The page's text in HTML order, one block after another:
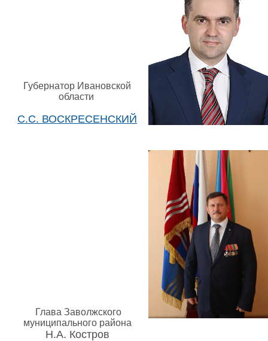
Губернатор Ивановской
области
С.С. ВОСКРЕСЕНСКИЙ
Глава Заволжского
муниципального района
Н.А. Костров